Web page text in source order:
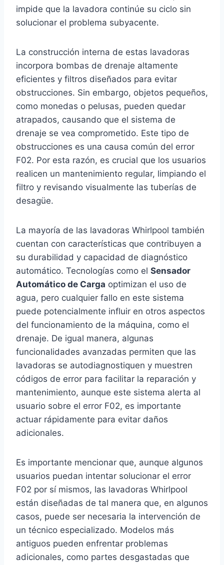
impide que la lavadora continúe su ciclo sin
solucionar el problema subyacente.
La construcción interna de estas lavadoras
incorpora bombas de drenaje altamente
eficientes y filtros diseñados para evitar
obstrucciones. Sin embargo, objetos pequeños,
como monedas o pelusas, pueden quedar
atrapados, causando que el sistema de
drenaje se vea comprometido. Este tipo de
obstrucciones es una causa común del error
F02. Por esta razón, es crucial que los usuarios
realicen un mantenimiento regular, limpiando el
filtro y revisando visualmente las tuberías de
desagüe.
La mayoría de las lavadoras Whirlpool también
cuentan con características que contribuyen a
su durabilidad y capacidad de diagnóstico
automático. Tecnologías como el Sensador
Automático de Carga optimizan el uso de
agua, pero cualquier fallo en este sistema
puede potencialmente influir en otros aspectos
del funcionamiento de la máquina, como el
drenaje. De igual manera, algunas
funcionalidades avanzadas permiten que las
lavadoras se autodiagnostiquen y muestren
códigos de error para facilitar la reparación y
mantenimiento, aunque este sistema alerta al
usuario sobre el error F02, es importante
actuar rápidamente para evitar daños
adicionales.
Es importante mencionar que, aunque algunos
usuarios puedan intentar solucionar el error
F02 por sí mismos, las lavadoras Whirlpool
están diseñadas de tal manera que, en algunos
casos, puede ser necesaria la intervención de
un técnico especializado. Modelos más
antiguos pueden enfrentar problemas
adicionales, como partes desgastadas que